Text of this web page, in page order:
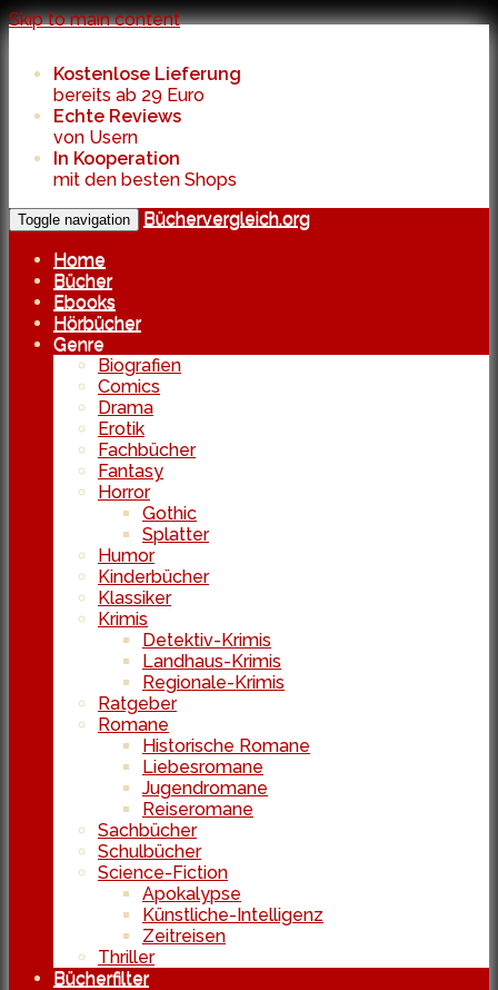
Skip to main content
Kostenlose Lieferung
bereits ab 29 Euro
Echte Reviews
von Usern
In Kooperation
mit den besten Shops
Toggle navigation
Büchervergleich.org
Home
Bücher
Ebooks
Hörbücher
Genre
Biografien
Comics
Drama
Erotik
Fachbücher
Fantasy
Horror
Gothic
Splatter
Humor
Kinderbücher
Klassiker
Krimis
Detektiv-Krimis
Landhaus-Krimis
Regionale-Krimis
Ratgeber
Romane
Historische Romane
Liebesromane
Jugendromane
Reiseromane
Sachbücher
Schulbücher
Science-Fiction
Apokalypse
Künstliche-Intelligenz
Zeitreisen
Thriller
Bücherfilter